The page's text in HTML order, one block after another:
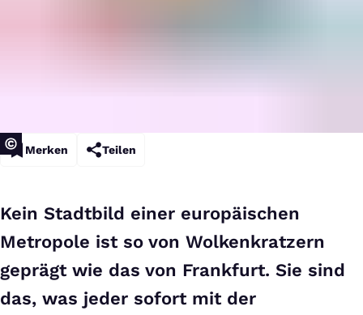
Merken Teilen
Kein Stadtbild einer europäischen
Metropole ist so von Wolkenkratzern
geprägt wie das von Frankfurt. Sie sind
das, was jeder sofort mit der